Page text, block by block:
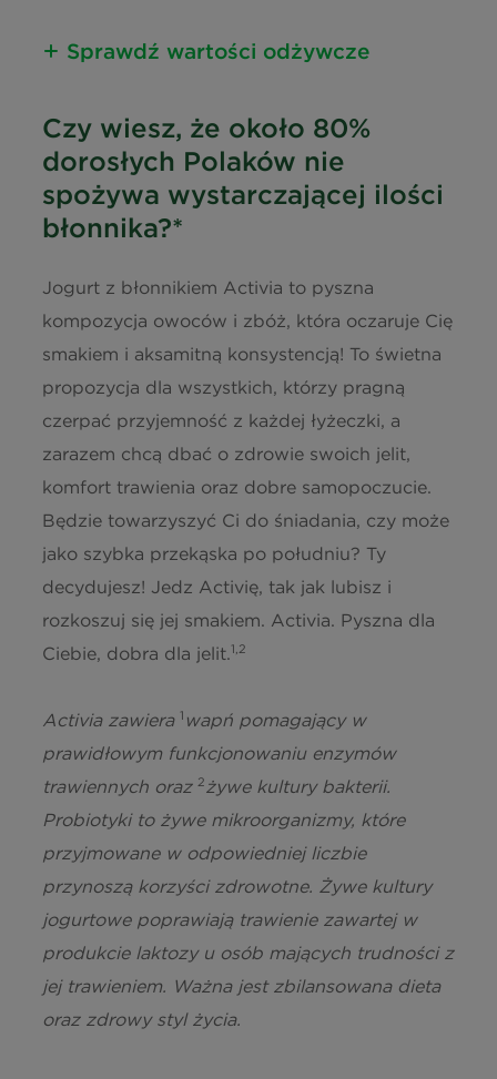
Sprawdź wartości odżywcze
odżywczych
423 kJ / 101
kcal
w tym kwasy nasycone 2,3 g
Węglowodany 11,2 g
w tym cukry
Białko (Protein)
Sól (Salt) 0,1 g
*Referencyjna wartość spożycia dla przeciętnej osoby dorosłej (8400 kJ
/ 2000 kcal). Kubek zawiera 1 porcję równą 170 g.
Czy wiesz, że około 80%
dorosłych Polaków nie
spożywa wystarczającej ilości
błonnika?*
Jogurt z błonnikiem Activia to pyszna
kompozycja owoców i zbóż, która oczaruje Cię
smakiem i aksamitną konsystencją! To świetna
propozycja dla wszystkich, którzy pragną
czerpać przyjemność z każdej łyżeczki, a
zarazem chcą dbać o zdrowie swoich jelit,
komfort trawienia oraz dobre samopoczucie.
Będzie towarzyszyć Ci do śniadania, czy może
jako szybka przekąska po południu? Ty
decydujesz! Jedz Activię, tak jak lubisz i
rozkoszuj się jej smakiem. Activia. Pyszna dla
Ciebie, dobra dla jelit.1,2
Activia zawiera 1 wapń pomagający w
prawidłowym funkcjonowaniu enzymów
trawiennych oraz 2 żywe kultury bakterii.
Probiotyki to żywe mikroorganizmy, które
przyjmowane w odpowiedniej liczbie
przynoszą korzyści zdrowotne. Żywe kultury
jogurtowe poprawiają trawienie zawartej w
produkcie laktozy u osób mających trudności z
jej trawieniem. Ważna jest zbilansowana dieta
oraz zdrowy styl życia.